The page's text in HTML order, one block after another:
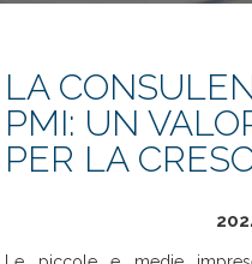
LA
PMI: UN
PER LA